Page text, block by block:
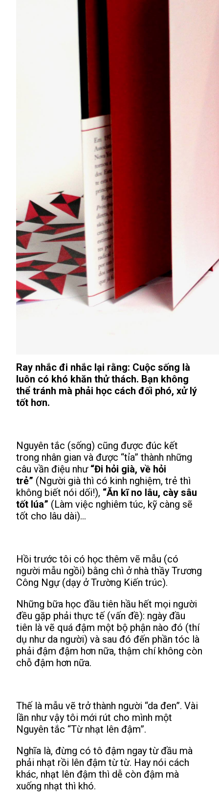
Ray nhắc đi nhắc lại rằng: Cuộc sống là
luôn có khó khăn thử thách. Bạn không
thể tránh mà phải học cách đối phó, xử lý
tốt hơn.
Nguyên tắc (sống) cũng được đúc kết
trong nhân gian và được “tỉa” thành những
câu vần điệu như “Đi hỏi già, về hỏi
trẻ” (Người già thì có kinh nghiệm, trẻ thì
không biết nói dối!), “Ăn kĩ no lâu, cày sâu
tốt lúa” (Làm việc nghiêm túc, kỹ càng sẽ
tốt cho lâu dài)...
Hồi trước tôi có học thêm vẽ mẫu (có
người mẫu ngồi) bằng chì ở nhà thầy Trương
Công Ngự (dạy ở Trường Kiến trúc).
Những bữa học đầu tiên hầu hết mọi người
đều gặp phải thực tế (vấn đề): ngày đầu
tiên là vẽ quá đậm một bộ phận nào đó (thí
dụ như da người) và sau đó đến phần tóc là
phải đậm đậm hơn nữa, thậm chí không còn
chỗ đậm hơn nữa.
Thế là mẫu vẽ trở thành người “da đen”. Vài
lần như vậy tôi mới rút cho mình một
Nguyên tắc “Từ nhạt lên đậm”.
Nghĩa là, đừng có tô đậm ngay từ đầu mà
phải nhạt rồi lên đậm từ từ. Hay nói cách
khác, nhạt lên đậm thì dễ còn đậm mà
xuống nhạt thì khó.